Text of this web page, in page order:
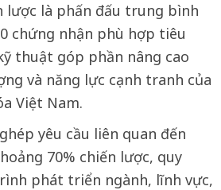
lược là phấn đấu trung bình
chứng nhận phù hợp tiêu
thuật góp phần nâng cao
và năng lực cạnh tranh của
Việt Nam.
yêu cầu liên quan đến
70% chiến lược, quy
phát triển ngành, lĩnh vực,